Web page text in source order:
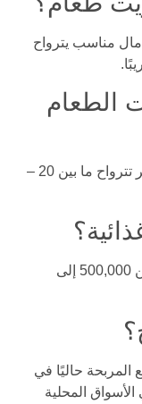
مناسب يترواح
الطعام
أسعار ماكينات تعبئة زيت الطعام في مصر تترواح ما بين 20 –
تتراوح تكلفة مصنع تعبئة مواد غذائية ما بين 500,000 إلى
حاليًا في
المحلية